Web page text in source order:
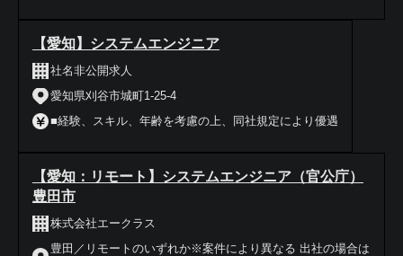
【愛知】システムエンジニア
社名非公開求人
愛知県刈谷市城町1-25-4
■経験、スキル、年齢を考慮の上、同社規定により優遇
【愛知：リモート】システムエンジニア（官公庁）
豊田市
株式会社エークラス
豊田／リモートのいずれか※案件により異なる 出社の場合は